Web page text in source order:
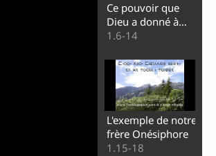
Ce pouvoir que
Dieu a donné à
Timothée
1.6-14
L'exemple de notre
frère Onésiphore
1.15-18